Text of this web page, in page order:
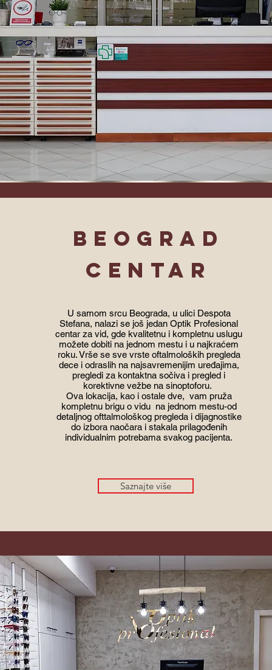
beograd
centar
U samom srcu Beograda, u ulici Despota
Stefana, nalazi se još jedan Optik Profesional
centar za vid, gde kvalitetnu i kompletnu uslugu
možete dobiti na jednom mestu i u najkraćem
roku. Vrše se sve vrste oftalmoloških pregleda
dece i odraslih na najsavremenijim uređajima,
pregledi za kontaktna sočiva i pregled i
korektivne vežbe na sinoptoforu.
Ova lokacija, kao i ostale dve, vam pruža
kompletnu brigu o vidu na jednom mestu-od
detaljnog ofttalmološkog pregleda i dijagnostike
do izbora naočara i stakala prilagođenih
individualnim potrebama svakog pacijenta.
Saznajte više